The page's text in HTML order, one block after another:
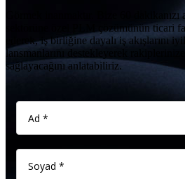
Görmek inanmaktır. Bize 60 dakikanızı
sektörüne özel PLM çözümünün ticari
ederek, iş birliğine dayalı iş akışlarını
lansmanlarını destekleyerek rakiplerinize
sağlayacağını anlatabiliriz.